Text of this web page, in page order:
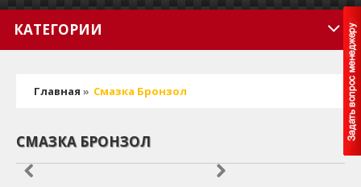
КАТЕГОРИИ
Главная » Смазка Бронзол
СМАЗКА БРОНЗОЛ